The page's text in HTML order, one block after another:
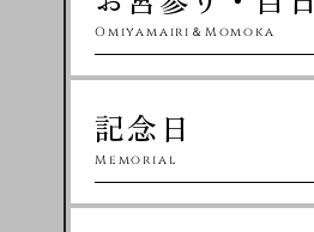
Omiyamairi＆Momoka
記念日
Memorial